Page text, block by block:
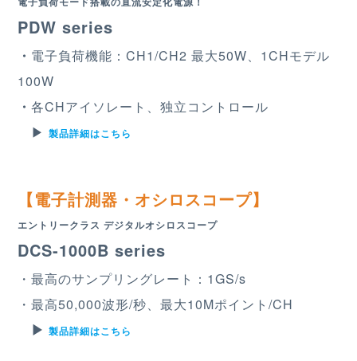
PDW series
・ 電子負荷機能：CH1/CH2 最大50W、1CHモデル
100W
・各CHアイソレート、独立コントロール
▶︎製品詳細はこちら
【電子計測器・オシロスコープ】
エントリークラス デジタルオシロスコープ
DCS-1000B series
・最高のサンプリングレート：1GS/s
・最⾼50,000波形/秒、最⼤10Mポイント/CH
▶︎製品詳細はこちら